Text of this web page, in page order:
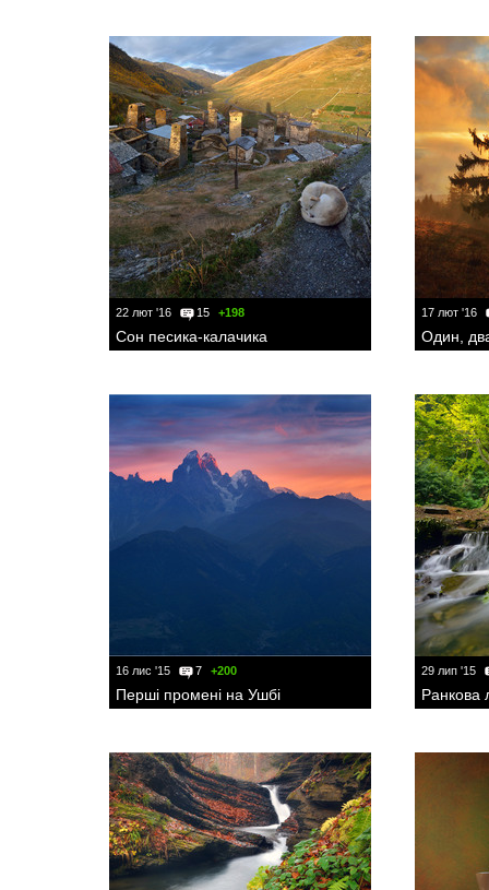
22 лют '16 15 +198
Сон песика-калачика
17 лют '16
Один,
16 лис '15 7 +200
Перші промені на Ушбі
29 лип '15
Ранкова